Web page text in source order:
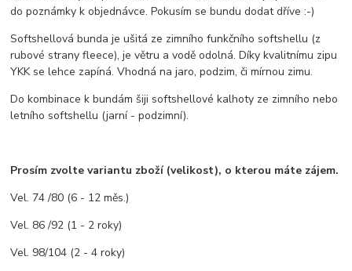
do poznámky k objednávce. Pokusím se bundu dodat dříve :-)
Softshellová bunda je ušitá ze zimního funkčního softshellu (z
rubové strany fleece), je větru a vodě odolná. Díky kvalitnímu zipu
YKK se lehce zapíná. Vhodná na jaro, podzim, či mírnou zimu.
Do kombinace k bundám šiji softshellové kalhoty ze zimního nebo
letního softshellu (jarní - podzimní).
Prosím zvolte variantu zboží (velikost), o kterou máte zájem.
Vel. 74 /80 (6 - 12 měs.)
Vel. 86 /92 (1 - 2 roky)
Vel. 98/104 (2 - 4 roky)